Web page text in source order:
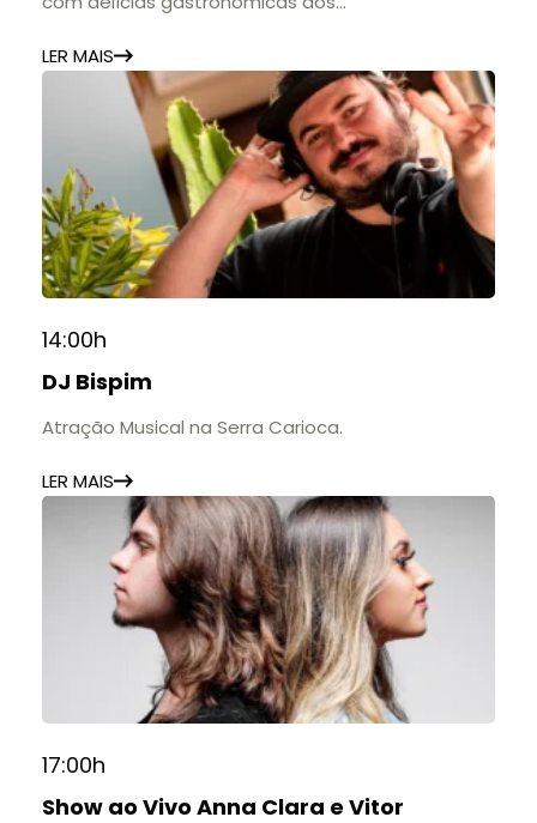
LER MAIS
14:00h
DJ Bispim
Atração Musical na Serra Carioca.
LER MAIS
17:00h
Show ao Vivo Anna Clara e Vitor